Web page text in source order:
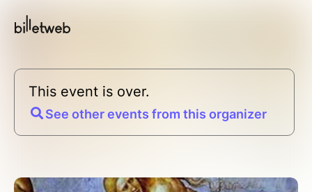
This event is over.
See other events from this organizer